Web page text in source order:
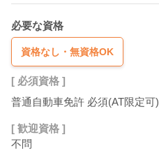
必要な資格
資格なし・無資格OK
[ 必須資格 ]
普通自動車免許 必須(AT限定可)
[ 歓迎資格 ]
不問